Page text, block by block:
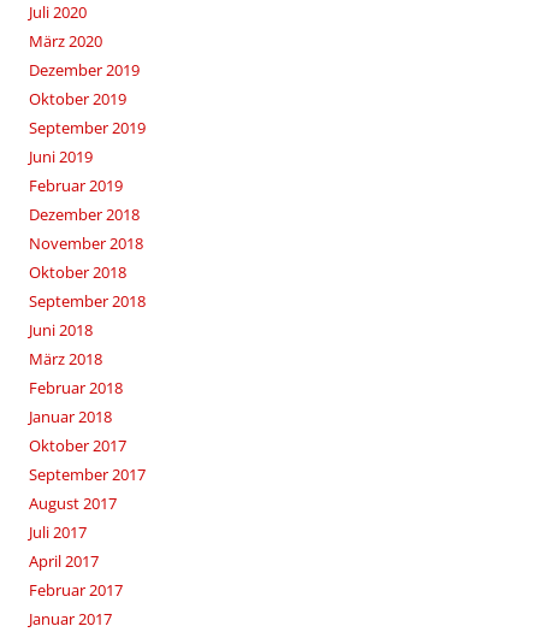
Juli 2020
März 2020
Dezember 2019
Oktober 2019
September 2019
Juni 2019
Februar 2019
Dezember 2018
November 2018
Oktober 2018
September 2018
Juni 2018
März 2018
Februar 2018
Januar 2018
Oktober 2017
September 2017
August 2017
Juli 2017
April 2017
Februar 2017
Januar 2017